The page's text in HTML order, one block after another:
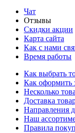
Чат
Отзывы
Скидки акции
Карта сайта
Как с нами
Время работы
Как выбрать
Как оформить
Несколько
Доставка
Направления
Наш
Правила